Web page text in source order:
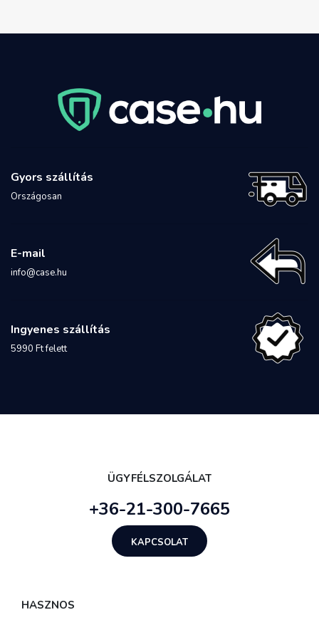
Gyors szállítás
Országosan
E-mail
info@case.hu
Ingyenes szállítás
5990 Ft felett
ÜGYFÉLSZOLGÁLAT
+36-21-300-7665
KAPCSOLAT
HASZNOS